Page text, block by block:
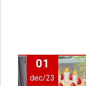
01
dec/23